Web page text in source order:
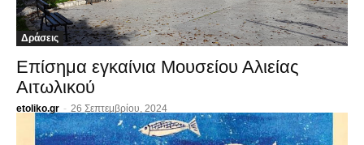
Δράσεις
Επίσημα εγκαίνια Μουσείου Αλιείας
Αιτωλικού
etoliko.gr - 26 Σεπτεμβρίου, 2024